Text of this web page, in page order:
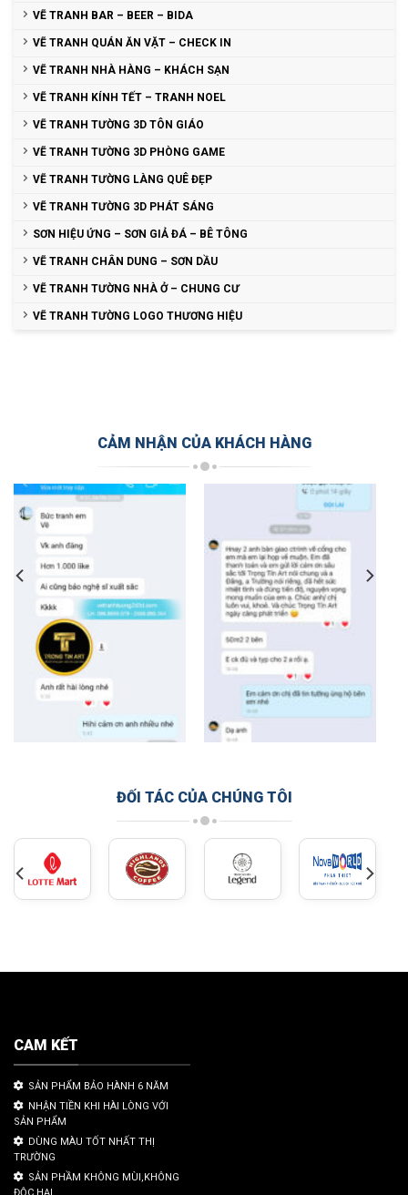
VẼ TRANH BAR – BEER – BIDA
VẼ TRANH QUÁN ĂN VẶT – CHECK IN
VẼ TRANH NHÀ HÀNG – KHÁCH SẠN
VẼ TRANH KÍNH TẾT – TRANH NOEL
VẼ TRANH TƯỜNG 3D TÔN GIÁO
VẼ TRANH TƯỜNG 3D PHÒNG GAME
VẼ TRANH TƯỜNG LÀNG QUÊ ĐẸP
VẼ TRANH TƯỜNG 3D PHÁT SÁNG
SƠN HIỆU ỨNG – SƠN GIẢ ĐÁ – BÊ TÔNG
VẼ TRANH CHÂN DUNG – SƠN DẦU
VẼ TRANH TƯỜNG NHÀ Ở – CHUNG CƯ
VẼ TRANH TƯỜNG LOGO THƯƠNG HIỆU
CẢM NHẬN CỦA KHÁCH HÀNG
ĐỐI TÁC CỦA CHÚNG TÔI
CAM KẾT
SẢN PHẨM BẢO HÀNH 6 NĂM
NHẬN TIỀN KHI HÀI LÒNG VỚI
SẢN PHẨM
DÙNG MÀU TỐT NHẤT THỊ
TRƯỜNG
SẢN PHẦM KHÔNG MÙI,KHÔNG
ĐỘC HẠI